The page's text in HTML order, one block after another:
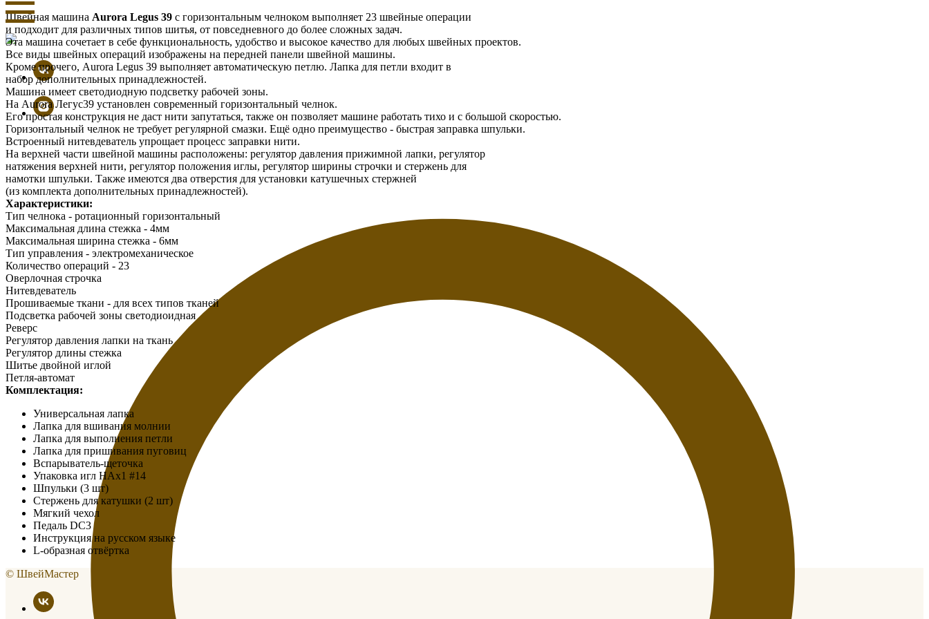
Швейная машина Aurora Legus 39 с горизонтальным челноком выполняет 23 швейные операции
и подходит для различных типов шитья, от повседневного до более сложных задач.
Эта машина сочетает в себе функциональность, удобство и высокое качество для любых швейных проектов.
Все виды швейных операций изображены на передней панели швейной машины.
Кроме прочего, Aurora Legus 39 выполняет автоматическую петлю. Лапка для петли входит в
набор дополнительных принадлежностей.
Машина имеет светодиодную подсветку рабочей зоны.
На Aurora Легус39 установлен современный горизонтальный челнок.
Его простая конструкция не даст нити запутаться, также он позволяет машине работать тихо и с большой скоростью.
Горизонтальный челнок не требует регулярной смазки. Ещё одно преимущество - быстрая заправка шпульки.
Встроенный нитевдеватель упрощает процесс заправки нити.
На верхней части швейной машины расположены: регулятор давления прижимной лапки, регулятор
натяжения верхней нити, регулятор положения иглы, регулятор ширины строчки и стержень для
намотки шпульки. Также имеются два отверстия для установки катушечных стержней
(из комплекта дополнительных принадлежностей).
Характеристики:
Тип челнока - ротационный горизонтальный
Максимальная длина стежка - 4мм
Максимальная ширина стежка - 6мм
Тип управления - электромеханическое
Количество операций - 23
Оверлочная строчка
Нитевдеватель
Прошиваемые ткани - для всех типов тканей
Подсветка рабочей зоны светодиоидная
Реверс
Регулятор давления лапки на ткань
Регулятор длины стежка
Шитье двойной иглой
Петля-автомат
Комплектация:
Универсальная лапка
Лапка для вшивания молнии
Лапка для выполнения петли
Лапка для пришивания пуговиц
Вспарыватель-щеточка
Упаковка игл HAx1 #14
Шпульки (3 шт)
Cтержень для катушки (2 шт)
Мягкий чехол
Педаль DC3
Инструкция на русском языке
L-образная отвёртка
© ШвейМастер